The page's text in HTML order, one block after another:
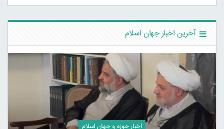
آخرین اخبار جهان اسلام
اخبار حوزه و جهان اسلام